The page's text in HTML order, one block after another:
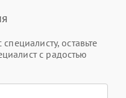
оставьте
с радостью